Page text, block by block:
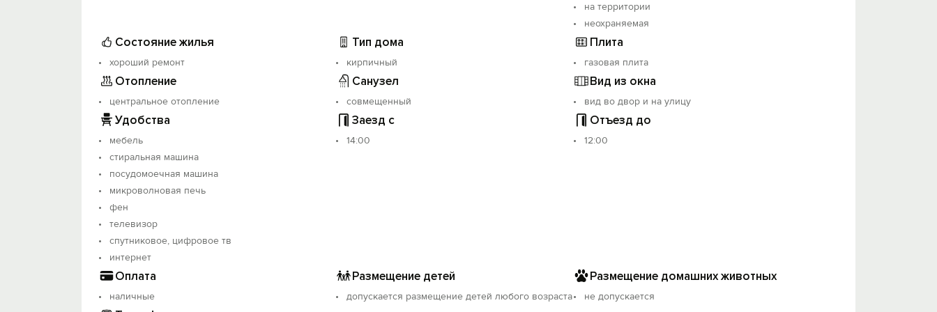
Предоставляем трансфер, помощь в организации туров, охота за северным сиянием.
на территории
неохраняемая
Состояние жилья
хороший ремонт
Тип дома
кирпичный
Плита
газовая плита
Отопление
центральное отопление
Санузел
совмещенный
Вид из окна
вид во двор и на улицу
Удобства
мебель
стиральная машина
посудомоечная машина
микроволновая печь
фен
телевизор
спутниковое, цифровое тв
интернет
Заезд с
14:00
Отъезд до
12:00
Оплата
наличные
Размещение детей
допускается размещение детей любого возраста
Размещение домашних животных
не допускается